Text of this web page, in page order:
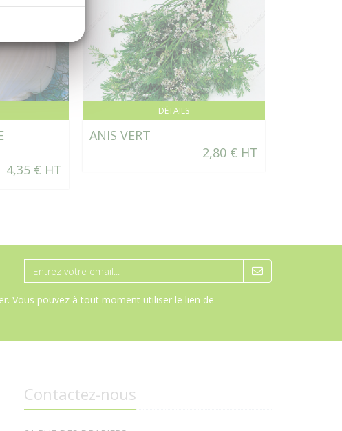
4,35 € HT
DÉTAILS
ANIS VERT
2,80 € HT
Vous pouvez à tout moment utiliser le lien de
Contactez-nous